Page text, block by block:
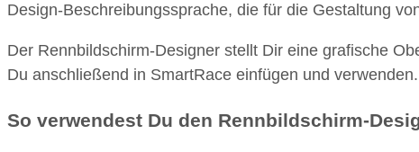
Design-Beschreibungssprache, die für die Gestaltung
Der Rennbildschirm-Designer stellt Dir eine grafische
Du anschließend in SmartRace einfügen und verwenden.
So verwendest Du den Rennbildschirm-